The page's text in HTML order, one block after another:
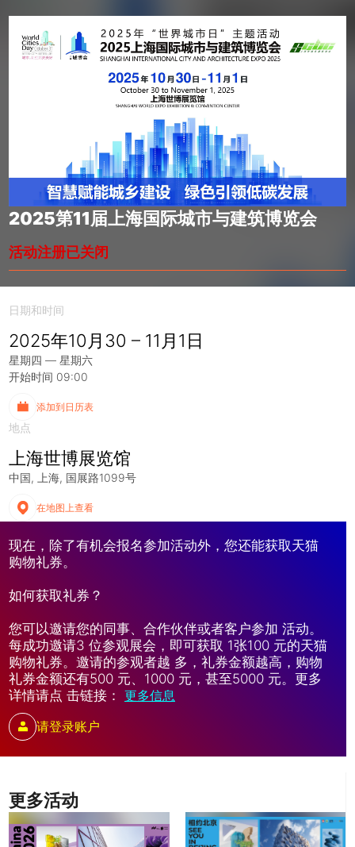
2025第11届上海国际城市与建筑博览会
活动注册已关闭
更多活动
日期和时间
2025年10月30 – 11月1日
星期四 — 星期六
开始时间 09:00
添加到日历表
地点
上海世博展览馆
中国 上海 国展路1099号
在地图上查看
现在，除了有机会报名参加活动外，您还能获取天猫
购物礼券。
如何获取礼券？
您可以邀请您的同事、合作伙伴或者客户参加 活动。
每成功邀请3 位参观展会，即可获取 1张100 元的天猫
购物礼券。邀请的参观者越 多，礼券金额越高，购物
礼券金额还有500 元、1000 元，甚至5000 元。更多
详情请点 击链接： 更多信息
请登录账户